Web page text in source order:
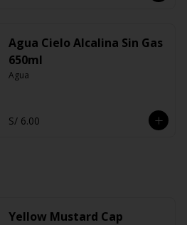
Agua Cielo Alcalina Sin Gas
650ml
Agua
S/ 6.00
Yellow Mustard Cap